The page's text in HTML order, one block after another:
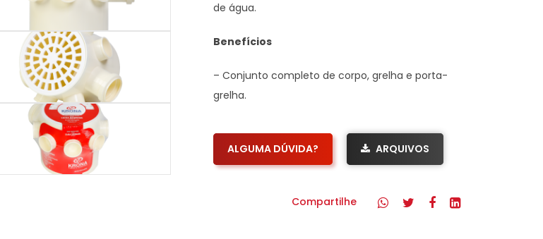
de água.
Benefícios
– Conjunto completo de corpo, grelha e porta-
grelha.
ALGUMA DÚVIDA? ARQUIVOS
Compartilhe